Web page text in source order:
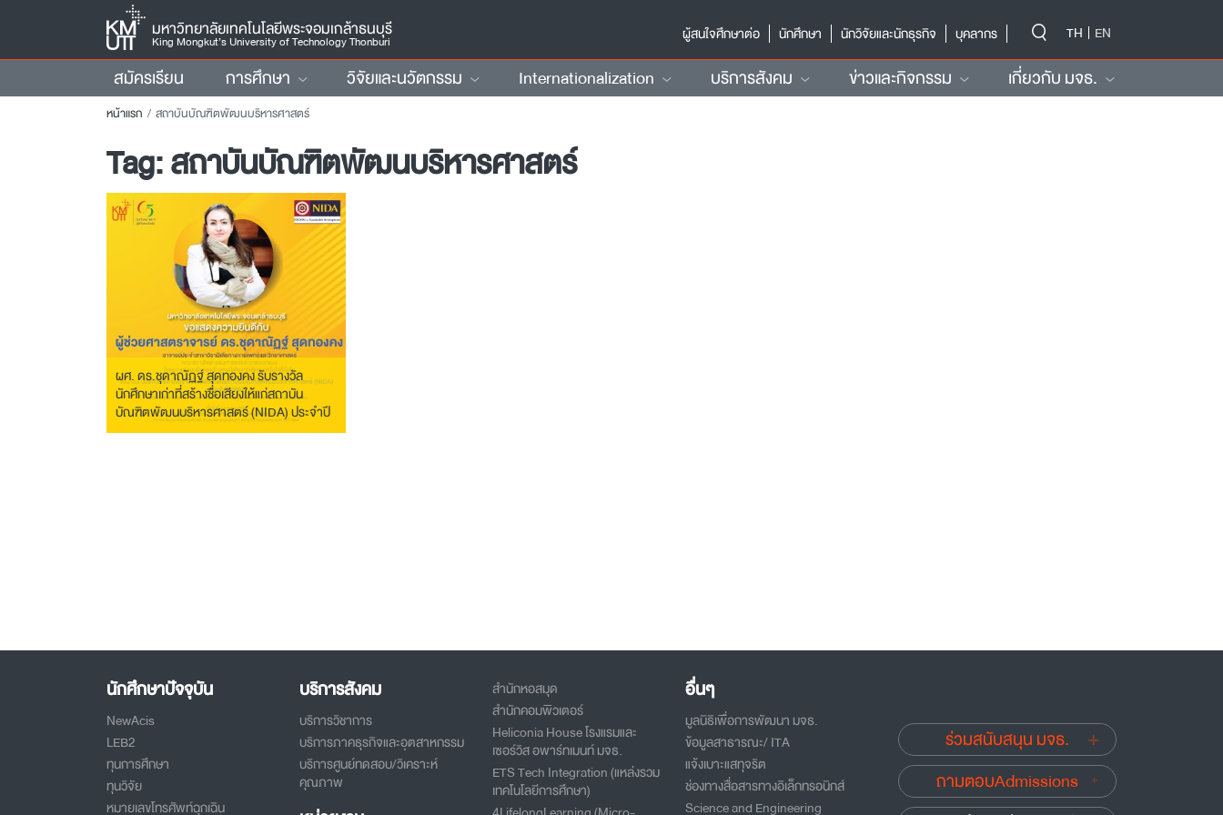
มหาวิทยาลัยเทคโนโลยีพระจอมเกล้าธนบุรี
King Mongkut’s University of Technology Thonburi
ผู้สนใจศึกษาต่อ
นักศึกษา นักวิจัยและนักธุรกิจ บุคลากร TH EN
สมัครเรียน การศึกษา วิจัยและนวัตกรรม Internationalization บริการสังคม ข่าวและกิจกรรม เกี่ยวกับ มจธ.
หน้าแรก สถาบันบัณฑิตพัฒนบริหารศาสตร์
Tag:สถาบันบัณฑิตพัฒนบริหารศาสตร์
ผศ. ดร.ชุดาณัฏฐ์ สุดทองคง รับรางวัล
นักศึกษาเก่าที่สร้างชื่อเสียงให้แก่สถาบัน
บัณฑิตพัฒนบริหารศาสตร์ (NIDA) ประจำปี
2567
นักศึกษาปัจจุบัน
NewAcis
LEB2
ทุนการศึกษา
ทุนวิจัย
หมายเลขโทรศัพท์ฉุกเฉิน
บริการสังคม
บริการวิชาการ
บริการภาคธุรกิจและอุตสาหกรรม
บริการศูนย์ทดสอบ/วิเคราะห์
คุณภาพ
สำนักหอสมุด
สำนักคอมพิวเตอร์
Heliconia House โรงแรมและ
เซอร์วิส อพาร์ทเมนท์ มจธ.
ETS Tech Integration (แหล่งรวม
เทคโนโลยีการศึกษา)
อื่นๆ
มูลนิธิเพื่อการพัฒนา มจธ.
ข้อมูลสาธารณะ/ ITA
แจ้งเบาะแสทุจริต
ช่องทางสื่อสารทางอิเล็กทรอนิกส์
Science and Engineering
ร่วมสนับสนุน มจธ.
ถามตอบAdmissions